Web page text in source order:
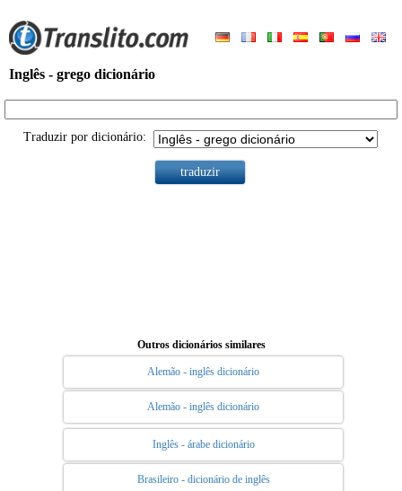
Inglês - grego dicionário
Traduzir por dicionário:
Outros dicionários similares
Alemão - inglês dicionário
Alemão - inglês dicionário
Inglês - árabe dicionário
Brasileiro - dicionário de inglês